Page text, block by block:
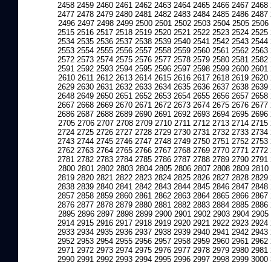
2458 2459 2460 2461 2462 2463 2464 2465 2466 2467 2468
2477 2478 2479 2480 2481 2482 2483 2484 2485 2486 2487
2496 2497 2498 2499 2500 2501 2502 2503 2504 2505 2506
2515 2516 2517 2518 2519 2520 2521 2522 2523 2524 2525
2534 2535 2536 2537 2538 2539 2540 2541 2542 2543 2544
2553 2554 2555 2556 2557 2558 2559 2560 2561 2562 2563
2572 2573 2574 2575 2576 2577 2578 2579 2580 2581 2582
2591 2592 2593 2594 2595 2596 2597 2598 2599 2600 2601
2610 2611 2612 2613 2614 2615 2616 2617 2618 2619 2620
2629 2630 2631 2632 2633 2634 2635 2636 2637 2638 2639
2648 2649 2650 2651 2652 2653 2654 2655 2656 2657 2658
2667 2668 2669 2670 2671 2672 2673 2674 2675 2676 2677
2686 2687 2688 2689 2690 2691 2692 2693 2694 2695 2696
2705 2706 2707 2708 2709 2710 2711 2712 2713 2714 2715
2724 2725 2726 2727 2728 2729 2730 2731 2732 2733 2734
2743 2744 2745 2746 2747 2748 2749 2750 2751 2752 2753
2762 2763 2764 2765 2766 2767 2768 2769 2770 2771 2772
2781 2782 2783 2784 2785 2786 2787 2788 2789 2790 2791
2800 2801 2802 2803 2804 2805 2806 2807 2808 2809 2810
2819 2820 2821 2822 2823 2824 2825 2826 2827 2828 2829
2838 2839 2840 2841 2842 2843 2844 2845 2846 2847 2848
2857 2858 2859 2860 2861 2862 2863 2864 2865 2866 2867
2876 2877 2878 2879 2880 2881 2882 2883 2884 2885 2886
2895 2896 2897 2898 2899 2900 2901 2902 2903 2904 2905
2914 2915 2916 2917 2918 2919 2920 2921 2922 2923 2924
2933 2934 2935 2936 2937 2938 2939 2940 2941 2942 2943
2952 2953 2954 2955 2956 2957 2958 2959 2960 2961 2962
2971 2972 2973 2974 2975 2976 2977 2978 2979 2980 2981
2990 2991 2992 2993 2994 2995 2996 2997 2998 2999 3000